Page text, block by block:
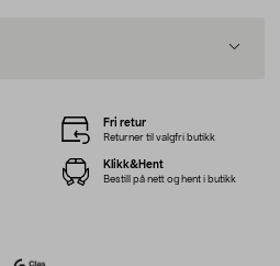
Fri retur
Returner til valgfri butikk
Klikk&Hent
Bestill på nett og hent i butikk